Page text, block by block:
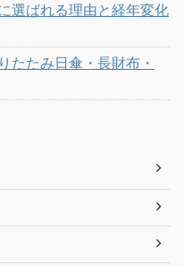
選ばれる理由と経年変化
たたみ日傘・長財布・